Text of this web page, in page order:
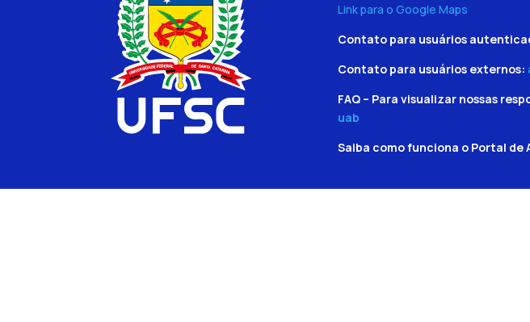
Link para o Google Maps
Contato para usuários
Contato para usuários externos:
FAQ – Para visualizar nossas
uab
Saiba como funciona o Portal de